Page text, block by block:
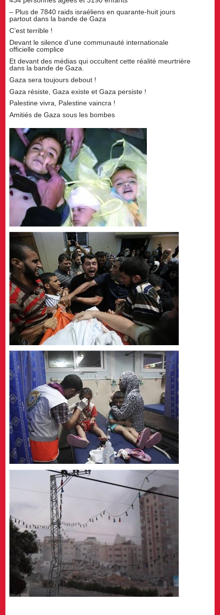
– Plus de 7840 raids israéliens en quarante-huit jours
partout dans la bande de Gaza
C’est terrible !
Devant le silence d’une communauté internationale
officielle complice
Et devant des médias qui occultent cette réalité meurtrière
dans la bande de Gaza.
Gaza sera toujours debout !
Gaza résiste, Gaza existe et Gaza persiste !
Palestine vivra, Palestine vaincra !
Amitiés de Gaza sous les bombes